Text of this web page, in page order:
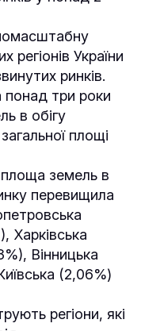
регіонів України
ринків.
понад три роки
в обігу
площі
земель в
перевищила
Харківська
Вінницька
(2,06%)
регіони, які